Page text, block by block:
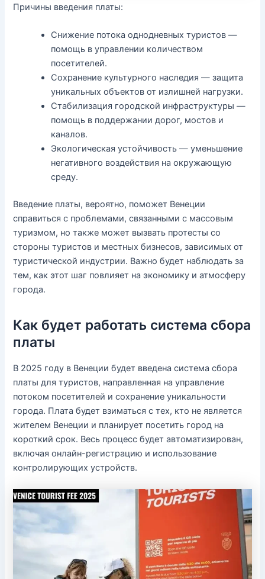
Причины введения платы:
Снижение потока однодневных туристов —
помощь в управлении количеством
посетителей.
Сохранение культурного наследия — защита
уникальных объектов от излишней нагрузки.
Стабилизация городской инфраструктуры —
помощь в поддержании дорог, мостов и
каналов.
Экологическая устойчивость — уменьшение
негативного воздействия на окружающую
среду.
Введение платы, вероятно, поможет Венеции
справиться с проблемами, связанными с массовым
туризмом, но также может вызвать протесты со
стороны туристов и местных бизнесов, зависимых от
туристической индустрии. Важно будет наблюдать за
тем, как этот шаг повлияет на экономику и атмосферу
города.
Как будет работать система сбора
платы
В 2025 году в Венеции будет введена система сбора
платы для туристов, направленная на управление
потоком посетителей и сохранение уникальности
города. Плата будет взиматься с тех, кто не является
жителем Венеции и планирует посетить город на
короткий срок. Весь процесс будет автоматизирован,
включая онлайн-регистрацию и использование
контролирующих устройств.